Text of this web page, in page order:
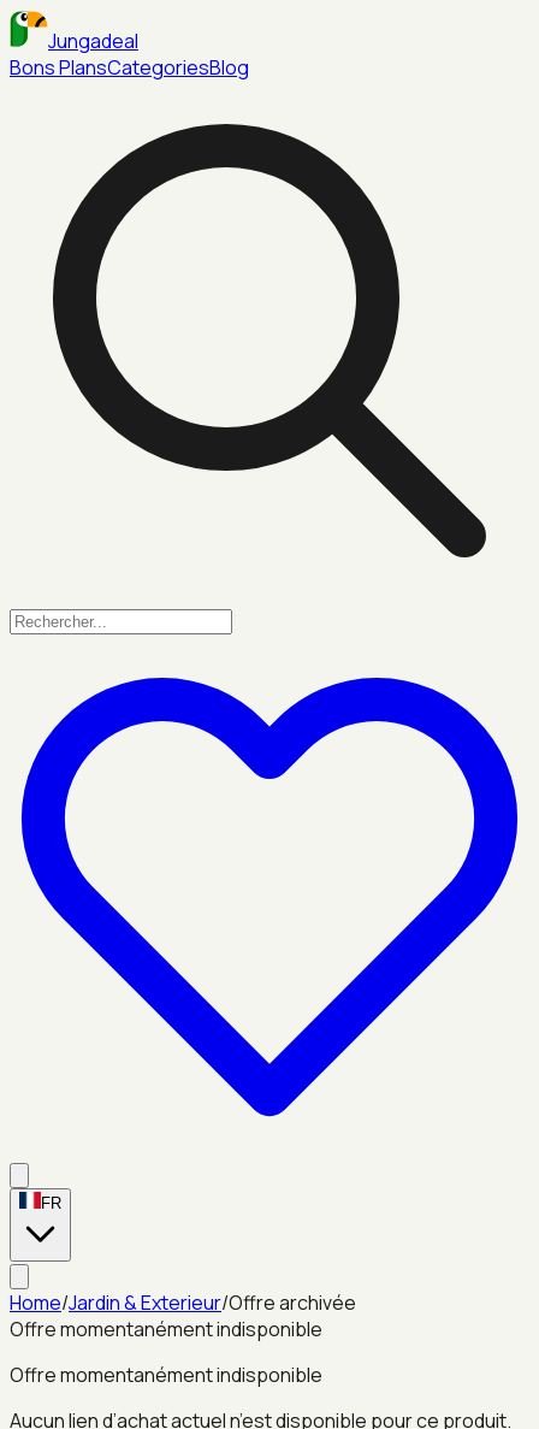
Jungadeal
Bons PlansCategoriesBlog
FR
Home/Jardin & Exterieur/Offre archivée
Offre momentanément indisponible
Offre momentanément indisponible
Aucun lien d’achat actuel n’est disponible pour ce produit.